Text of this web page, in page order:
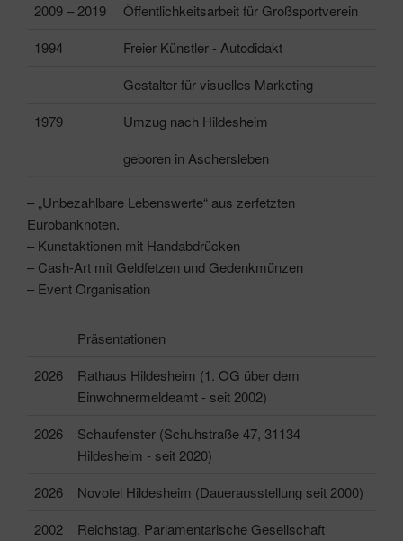
2009 – 2019
Öffentlichkeitsarbeit für Großsportverein
1994
Freier Künstler - Autodidakt
Gestalter für visuelles Marketing
1979
Umzug nach Hildesheim
geboren in Aschersleben
– „Unbezahlbare Lebenswerte“ aus zerfetzten
Eurobanknoten.
– Kunstaktionen mit Handabdrücken
– Cash-Art mit Geldfetzen und Gedenkmünzen
– Event Organisation
Präsentationen
2026
Rathaus Hildesheim (1. OG über dem
Einwohnermeldeamt - seit 2002)
2026
Schaufenster (Schuhstraße 47, 31134
Hildesheim - seit 2020)
2026
Novotel Hildesheim (Dauerausstellung seit 2000)
2002
Reichstag, Parlamentarische Gesellschaft